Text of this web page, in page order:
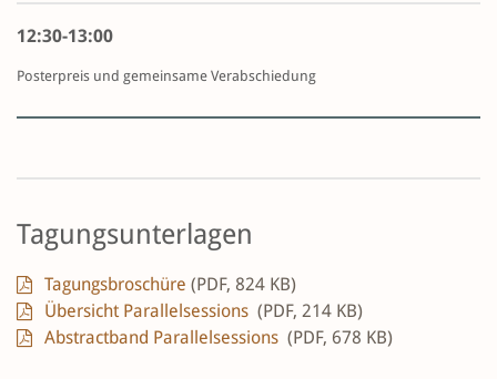
12:30-13:00
Posterpreis und gemeinsame Verabschiedung
Tagungsunterlagen
Tagungsbroschüre (PDF, 824 KB)
Übersicht Parallelsessions (PDF, 214 KB)
Abstractband Parallelsessions (PDF, 678 KB)